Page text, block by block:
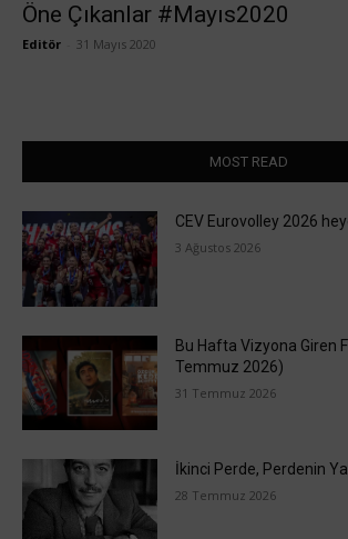
Öne Çıkanlar #Mayıs2020
Editör 31 Mayıs 2020
MOST READ
CEV Eurovolley 2026
3 Ağustos 2026
Bu Hafta Vizyona Giren
Temmuz 2026)
31 Temmuz 2026
İkinci Perde, Perdenin
28 Temmuz 2026